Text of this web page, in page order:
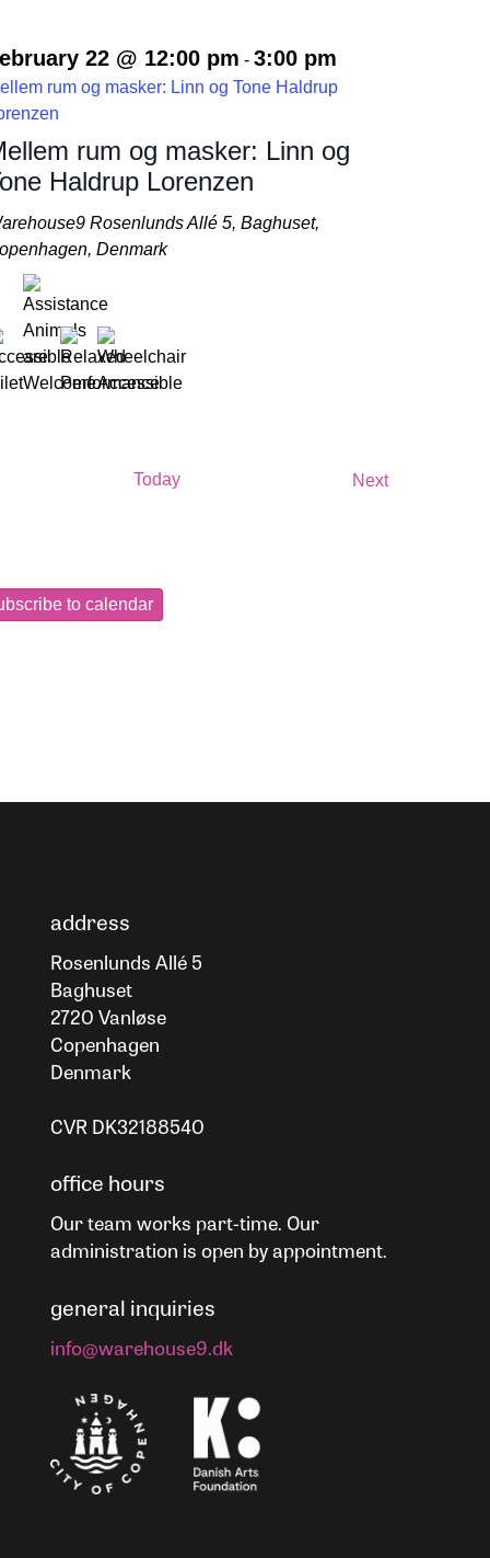
rum og masker: Linn og
Haldrup Lorenzen
22 @ 12:00 pm -3:00 pm
rum og masker: Linn og Tone Haldrup
Rosenlunds Allé 5, Baghuset,
Denmark
Today NextEvents
to calendar
address
Rosenlunds Allé 5
Baghuset
2720 Vanløse
Copenhagen
Denmark
CVR DK32188540
office hours
Our team works part-time. Our
administration is open by appointment.
general inquiries
info@warehouse9.dk